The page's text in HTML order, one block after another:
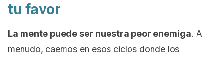
tu favor
La mente puede ser nuestra peor enemiga. A
menudo, caemos en esos ciclos donde los